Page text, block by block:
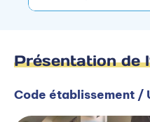
Présentation de
Code établissement /